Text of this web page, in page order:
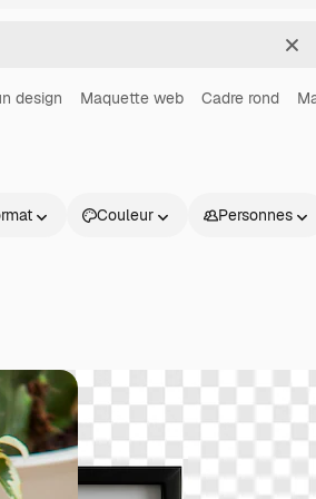
design Maquette web Cadre rond
Couleur Personnes
Commencer